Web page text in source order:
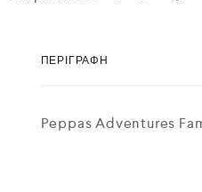
ΠΕΡΙΓΡΑΦΉ
Peppas Adventures